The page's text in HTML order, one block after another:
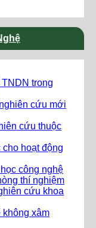
trong
cứu mới
cứu thuộc
hoạt động
công nghệ
thí nghiệm
cứu khoa
không xâm